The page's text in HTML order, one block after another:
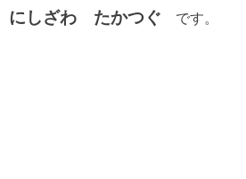
にしざわ たかつぐ です。